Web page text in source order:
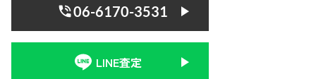
06-6170-3531
LINE査定